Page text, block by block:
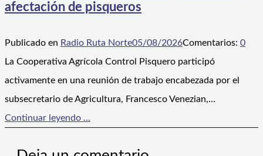
afectación de pisqueros
Publicado en Radio Ruta Norte05/08/2026Comentarios: 0
La Cooperativa Agrícola Control Pisquero participó
activamente en una reunión de trabajo encabezada por el
subsecretario de Agricultura, Francesco Venezian,…
Continuar leyendo ...